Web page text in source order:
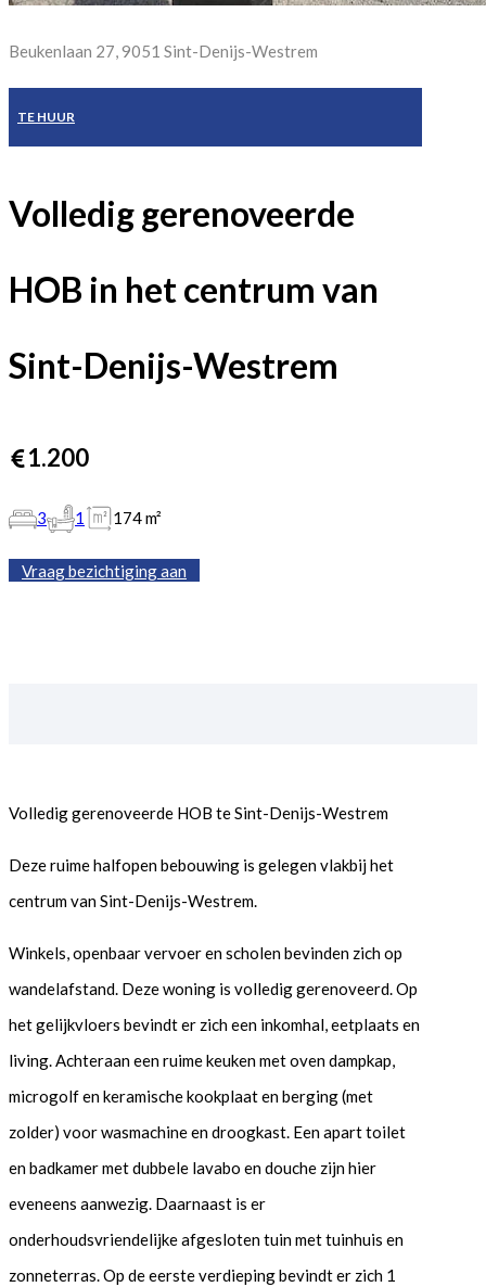
Beukenlaan 27, 9051 Sint-Denijs-Westrem
TE HUUR
Volledig gerenoveerde
HOB in het centrum van
Sint-Denijs-Westrem
1.200
3 1 174 m²
Vraag bezichtiging aan
Volledig gerenoveerde HOB te Sint-Denijs-Westrem
Deze ruime halfopen bebouwing is gelegen vlakbij het
centrum van Sint-Denijs-Westrem.
Winkels, openbaar vervoer en scholen bevinden zich op
wandelafstand. Deze woning is volledig gerenoveerd. Op
het gelijkvloers bevindt er zich een inkomhal, eetplaats en
living. Achteraan een ruime keuken met oven dampkap,
microgolf en keramische kookplaat en berging (met
zolder) voor wasmachine en droogkast. Een apart toilet
en badkamer met dubbele lavabo en douche zijn hier
eveneens aanwezig. Daarnaast is er
onderhoudsvriendelijke afgesloten tuin met tuinhuis en
zonneterras. Op de eerste verdieping bevindt er zich 1